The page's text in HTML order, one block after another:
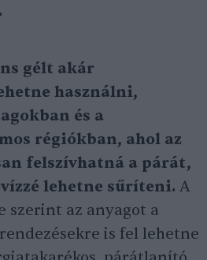
gélt akár
használni,
és a
régiókban, ahol az
felszívhatná a párát,
lehetne sűríteni. A
szerint az anyagot a
is fel lehetne